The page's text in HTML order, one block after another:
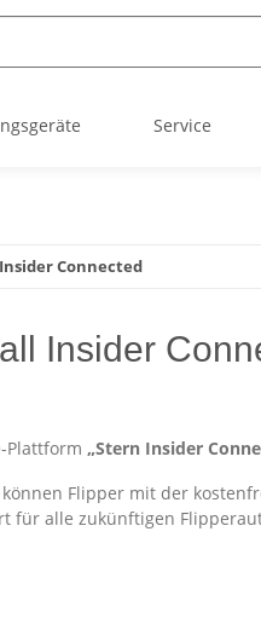
Service
Connected
Insider
Plattform „Stern Insider
Flipper mit der
alle zukünftigen